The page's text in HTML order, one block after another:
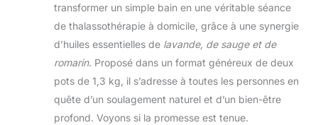
transformer un simple bain en une véritable séance
de thalassothérapie à domicile, grâce à une synergie
d’huiles essentielles de lavande, de sauge et de
romarin. Proposé dans un format généreux de deux
pots de 1,3 kg, il s’adresse à toutes les personnes en
quête d’un soulagement naturel et d’un bien-être
profond. Voyons si la promesse est tenue.